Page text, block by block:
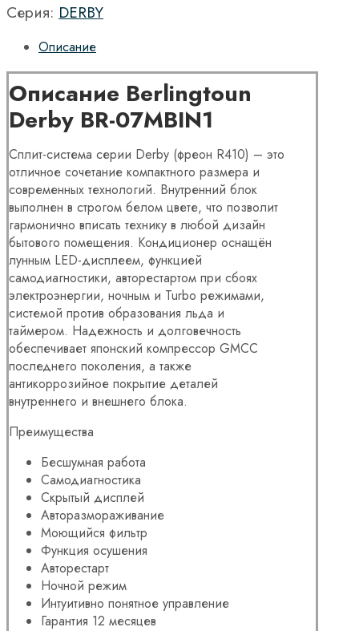
Серия: DERBY
Описание
Описание Berlingtoun
Derby BR-07MBIN1
Cплит-система серии Derby (фреон R410) – это
отличное сочетание компактного размера и
современных технологий. Внутренний блок
выполнен в строгом белом цвете, что позволит
гармонично вписать технику в любой дизайн
бытового помещения. Кондиционер оснащён
лунным LED-дисплеем, функцией
самодиагностики, авторестартом при сбоях
электроэнергии, ночным и Turbo режимами,
системой против образования льда и
таймером. Надежность и долговечность
обеспечивает японский компрессор GMCC
последнего поколения, а также
антикоррозийное покрытие деталей
внутреннего и внешнего блока.
Преимущества
Бесшумная работа
Самодиагностика
Скрытый дисплей
Авторазмораживание
Моющийся фильтр
Функция осушения
Авторестарт
Ночной режим
Интуитивно понятное управление
Гарантия 12 месяцев